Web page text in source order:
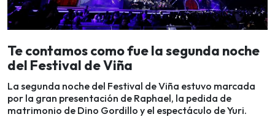
Te contamos como fue la segunda noche
del Festival de Viña
La segunda noche del Festival de Viña estuvo marcada
por la gran presentación de Raphael, la pedida de
matrimonio de Dino Gordillo y el espectáculo de Yuri.